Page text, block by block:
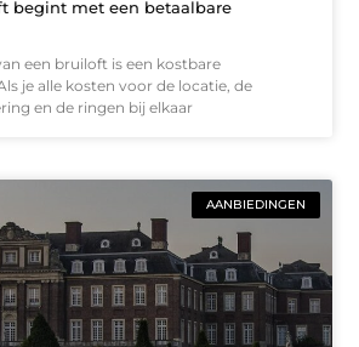
begint met een betaalbare
een bruiloft is een kostbare
je alle kosten voor de locatie, de
en de ringen bij elkaar
AANBIEDINGEN